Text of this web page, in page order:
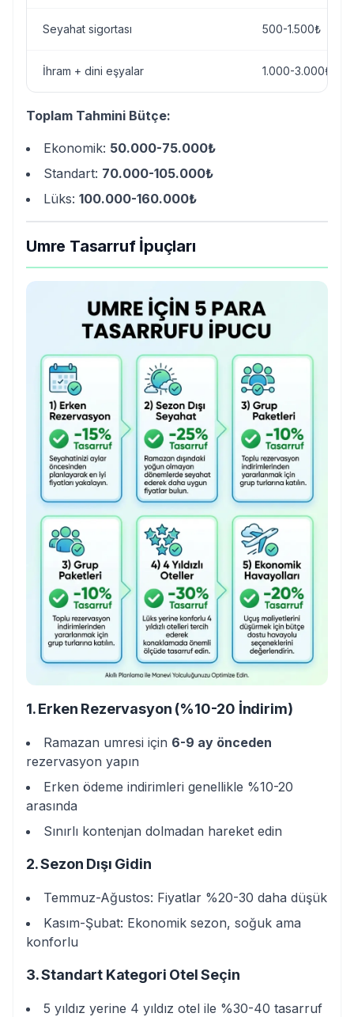
Seyahat sigortası 500-1.500₺
İhram + dini eşyalar 1.000-3.000₺
Toplam Tahmini Bütçe:
Ekonomik: 50.000-75.000₺
Standart: 70.000-105.000₺
Lüks: 100.000-160.000₺
Umre Tasarruf İpuçları
1. Erken Rezervasyon (%10-20 İndirim)
Ramazan umresi için 6-9 ay önceden
rezervasyon yapın
Erken ödeme indirimleri genellikle %10-20
arasında
Sınırlı kontenjan dolmadan hareket edin
2. Sezon Dışı Gidin
Temmuz-Ağustos: Fiyatlar %20-30 daha düşük
Kasım-Şubat: Ekonomik sezon, soğuk ama
konforlu
3. Standart Kategori Otel Seçin
5 yıldız yerine 4 yıldız otel ile %30-40 tasarruf